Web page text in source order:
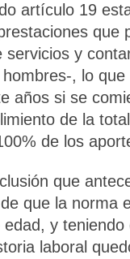
artículo 19
que
servicios y
, lo
años si se
de la
de los
que
que la norma
edad, y
laboral